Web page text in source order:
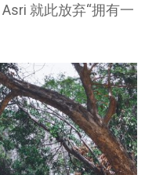
就此放弃“拥有一